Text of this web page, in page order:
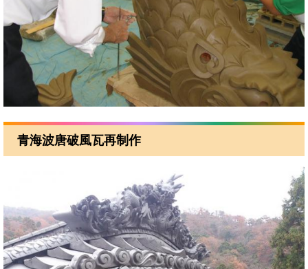
青海波唐破風瓦再制作